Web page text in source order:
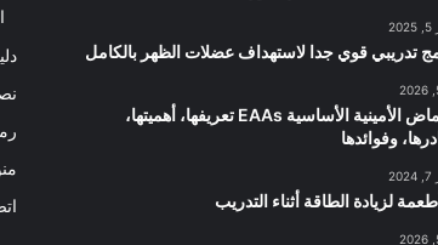
تدريبي قوي جدا لاستهداف عضلات الظهر بالكامل
الأحماض الأمينية الأساسية EAAs تعريفها، أهميتها،
وفوائدها